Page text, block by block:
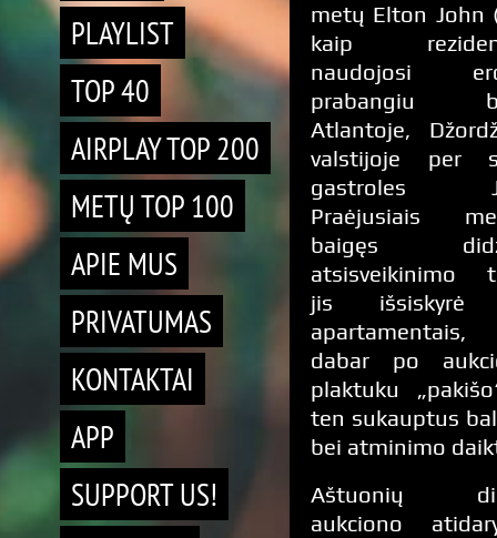
PLAYLIST
TOP 40
AIRPLAY TOP 200
METŲ TOP 100
APIE MUS
PRIVATUMAS
KONTAKTAI
APP
SUPPORT US!
metų Elton John
kaip
naudojosi
prabangiu
Atlantoje,
valstijoje per
gastroles
Praėjusiais
baigęs
atsisveikinimo
jis išsiskyrė
dabar po
plaktuku
ten sukauptus
bei atminimo
Aštuonių
aukciono